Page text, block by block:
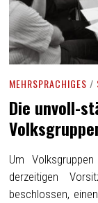
MEHRSPRACHIGES /
Die unvoll-
Um
derzeitigen
beschlossen,